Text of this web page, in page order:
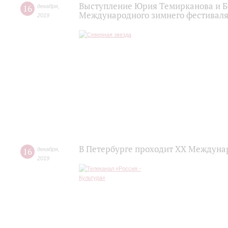
16 декабря
2019
Выступление Юрия Темирканова и
Международного зимнего
16 декабря
2019
В Петербурге проходит ХХ